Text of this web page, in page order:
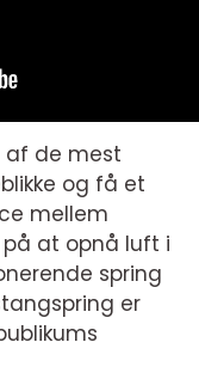
af de mest
og få et
mellem
at opnå luft i
spring
er